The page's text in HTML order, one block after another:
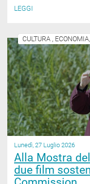
LEGGI
CULTURA ,
Lunedì, 27 Luglio 2026
Alla Mostra
due film